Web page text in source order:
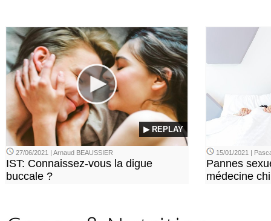
▶ REPLAY
27/06/2021 | Arnaud BEAUSSIER
IST: Connaissez-vous la digue
buccale ?
15/01/2021 |
Pannes
médecine